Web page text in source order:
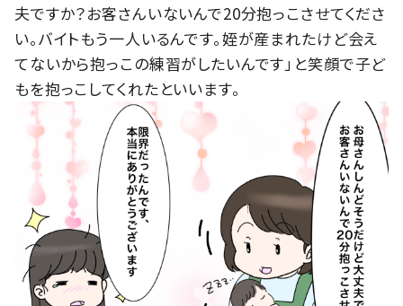
夫ですか？お客さんいないんで20分抱っこさせてくださ
い。バイトもう一人いるんです。姪が産まれたけど会え
てないから抱っこの練習がしたいんです」と笑顔で子ど
もを抱っこしてくれたといいます。